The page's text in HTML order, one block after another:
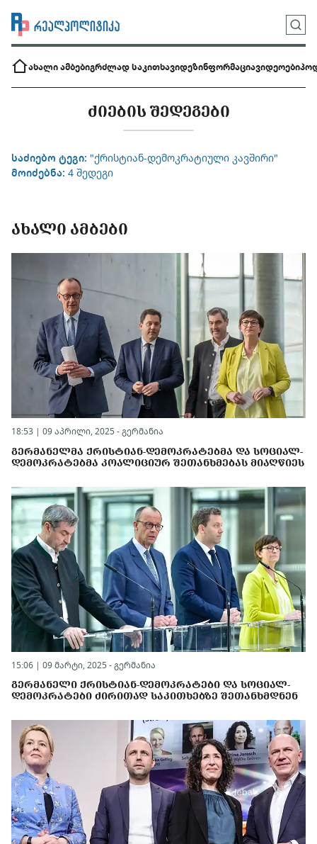
ახალი ამბებიგრძლად საკითხავიდეზინფორმაციავიდეოები
ᲫᲘᲔᲑᲘᲡ ᲨᲔᲓᲔᲒᲔᲑᲘ
საძიებო ტეგი: "ქრისტიან-დემოკრატიული კავშირი"
მოიძებნა: 4 შედეგი
ᲐᲮᲐᲚᲘ ᲐᲛᲑᲔᲑᲘ
18:53 | 09 აპრილი, 2025 - გერმანია
ᲒᲔᲠᲛᲐᲜᲔᲚᲛᲐ ᲥᲠᲘᲡᲢᲘᲐᲜ-ᲓᲔᲛᲝᲙᲠᲐᲢᲔᲑᲛᲐ ᲓᲐ ᲡᲝᲪᲘᲐᲚ-
ᲓᲔᲛᲝᲙᲠᲐᲢᲔᲑᲛᲐ ᲙᲝᲐᲚᲘᲪᲘᲣᲠ ᲨᲔᲗᲐᲜᲮᲛᲔᲑᲐᲡ ᲛᲘᲐᲦᲬᲘᲔᲡ
15:06 | 09 მარტი, 2025 - გერმანია
ᲒᲔᲠᲛᲐᲜᲔᲚᲘ ᲥᲠᲘᲡᲢᲘᲐᲜ-ᲓᲔᲛᲝᲙᲠᲐᲢᲔᲑᲘ ᲓᲐ ᲡᲝᲪᲘᲐᲚ-
ᲓᲔᲛᲝᲙᲠᲐᲢᲔᲑᲘ ᲫᲘᲠᲘᲗᲐᲓ ᲡᲐᲙᲘᲗᲮᲔᲑᲖᲔ ᲨᲔᲗᲐᲜᲮᲛᲓᲜᲔᲜ